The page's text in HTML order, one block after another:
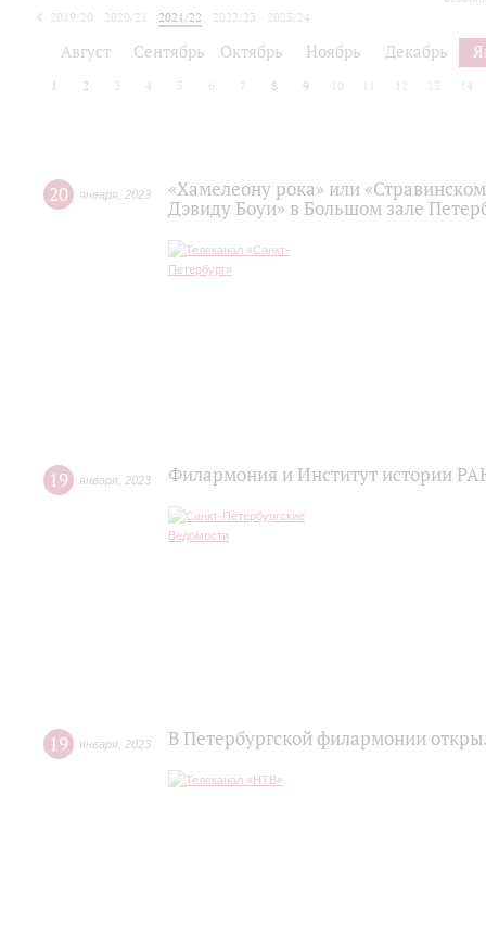
2019/20 2020/21 2021/22 2022/23
2023/24
Август Сентябрь Октябрь Ноябрь Декабрь
1 2 3 4 5 6 7 8 9 10 12 13 14
20 января 2023
«Хамелеону рока» или
Дэвиду Боуи» в Большом зале
19 января 2023 Филармония и Институт истории
19 января 2023 В Петербургской филармонии